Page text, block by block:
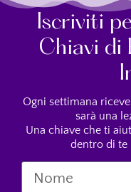
Iscriviti
Chiavi di
Ogni settimana
sarà una
Una chiave che ti
dentro di te